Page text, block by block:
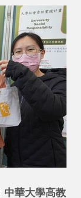
中華大學高教